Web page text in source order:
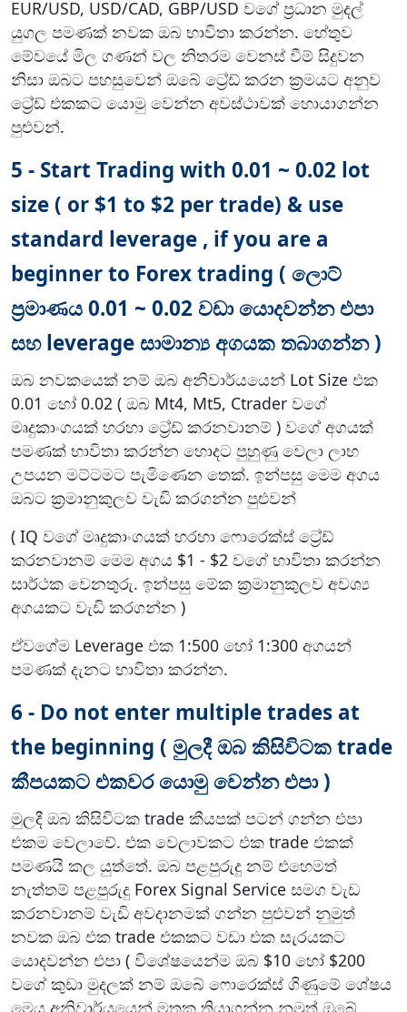
EUR/USD, USD/CAD, GBP/USD වගේ ප්‍රධාන මුදල්
යුගල පමණක් නවක ඔබ භාවිතා කරන්න. හේතුව
මේවයේ මිල ගණන් වල නිතරම වෙනස් වීම් සිදුවන
නිසා ඔබට පහසුවෙන් ඔබේ ට්‍රේඩ් කරන ක්‍රමයට අනුව
ට්‍රේඩ් එකකට යොමු වෙන්න අවස්ථාවක් හොයාගන්න
පුළුවන්.
5 - Start Trading with 0.01 ~ 0.02 lot
size ( or $1 to $2 per trade) & use
standard leverage , if you are a
beginner to Forex trading ( ලොට්
ප්‍රමාණය 0.01 ~ 0.02 වඩා යොදවන්න එපා
සහ leverage සාමාන්‍ය අගයක තබාගන්න )
ඔබ නවකයෙක් නම් ඔබ අනිවාර්යයෙන් Lot Size එක
0.01 හෝ 0.02 ( ඔබ Mt4, Mt5, Ctrader වගේ
මෘදුකාංගයක් හරහා ට්‍රේඩ් කරනවානම් ) වගේ අගයක්
පමණක් භාවිතා කරන්න හොදට පුහුණු වෙලා ලාභ
උපයන මට්ටමට පැමිණෙන තෙක්. ඉන්පසු මෙම අගය
ඔබට ක්‍රමානුකුලව වැඩි කරගන්න පුළුවන්
( IQ වගේ මෘදුකාංගයක් හරහා ෆොරෙක්ස් ට්‍රේඩ්
කරනවානම් මෙම අගය $1 - $2 වගේ භාවිතා කරන්න
සාර්ථක වෙනතුරු. ඉන්පසු මේක ක්‍රමානුකුලව අවශ්‍ය
අගයකට වැඩි කරගන්න )
ඒවගේම Leverage එක 1:500 හෝ 1:300 අගයන්
පමණක් දැනට භාවිතා කරන්න.
6 - Do not enter multiple trades at
the beginning ( මුලදී ඔබ කිසිවිටක trade
කීපයකට එකවර යොමු වෙන්න එපා )
මුලදී ඔබ කිසිවිටක trade කීයපක් පටන් ගන්න එපා
එකම වෙලාවේ. එක වෙලාවකට එක trade එකක්
පමණයි කල යුත්තේ. ඔබ පළපුරුදු නම් එහෙමත්
නැත්තම් පළපුරුදු Forex Signal Service සමග වැඩ
කරනවානම් වැඩි අවදානමක් ගන්න පුළුවන් නුමුත්
නවක ඔබ එක trade එකකට වඩා එක සැරයකට
යොදවන්න එපා ( විශේෂයෙන්ම ඔබ $10 හෝ $200
වගේ කුඩා මුදලක් නම් ඔබේ ෆොරෙක්ස් ගිණුමේ ශේෂය